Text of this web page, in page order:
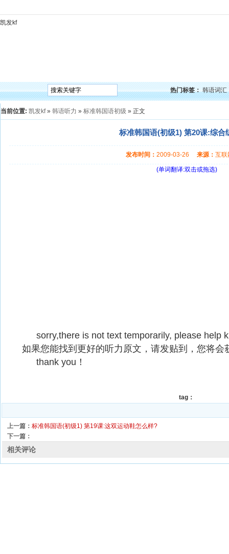
凯发kf
热门标签： 韩语词汇
当前位置: 凯发kf» 韩语听力 » 标准韩国语初级 » 正文
标准韩国语(初级1) 第20课:综合
发布时间： 2009-03-26 来源： 互
(单词翻译:双击或拖选)
sorry,there is not text temporarily, please help
如果您能找到更好的听力原文，请发贴到
，您将
thank you！
tag：
上一篇： 标准韩国语(初级1) 第19课:这双运动鞋怎么样?
下一篇：
相关评论